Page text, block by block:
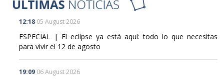
12:18 05 August 2026
ESPECIAL | El eclipse ya está aquí: todo lo que necesitas
para vivir el 12 de agosto
19:09 06 August 2026